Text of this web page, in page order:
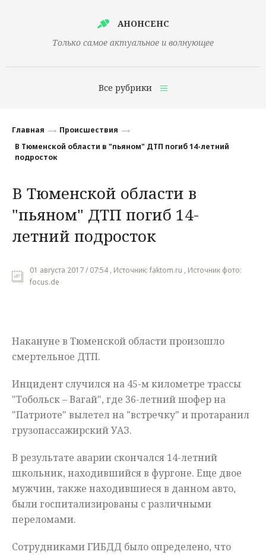
АНОНСЕНС
Только самое актуальное и волнующее
Все рубрики
Финансы
Наука
Культура
Общество
Мнения
Главная
Происшествия
В Тюменской области в "пьяном" ДТП погиб 14-летний
подросток
В Тюменской области в
"пьяном" ДТП погиб 14-
летний подросток
01 августа 2017 / 07:54 , Источник: faktom.ru , Источник фото:
focus.de
Накануне в Тюменской области произошло
смертельное ДТП.
Инцидент случился на 45-м километре трассы
"Тобольск – Вагай", где 36-летний шофер на
"Патриоте" вылетел на "встречку" и протаранил
грузопассажирский УАЗ.
В результате аварии скончался 14-летний
школьник, находившийся в фургоне. Еще двое
мужчин, также находившиеся в данном авто,
были госпитализированы с различными
переломами.
Сотрудниками ГИБДД было определено, что